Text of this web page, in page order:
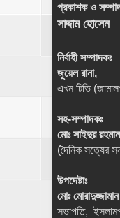
প্রকাশক ও
সাদ্দাম হোসেন
নির্বাহী সম্পাদকঃ
জুয়েল রানা,
এখন টিভি
সহ-সম্পাদকঃ
মোঃ সাইদুর
(দৈনিক সত্যের
উপদেষ্টাঃ
মোঃ
সভাপতি,